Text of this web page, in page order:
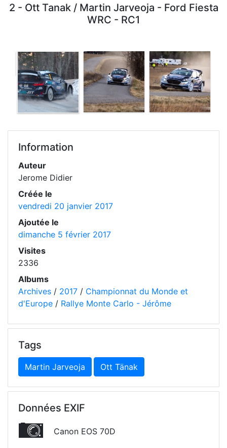
2 - Ott Tanak / Martin Jarveoja - Ford Fiesta
WRC - RC1
Information
Auteur
Jerome Didier
Créée le
vendredi 20 janvier 2017
Ajoutée le
dimanche 5 février 2017
Visites
2336
Albums
Archives / 2017 / Championnat du Monde et
d'Europe / Rallye Monte Carlo - Jérôme
Tags
Martin Jarveoja Ott Tänak
Données EXIF
Canon EOS 70D